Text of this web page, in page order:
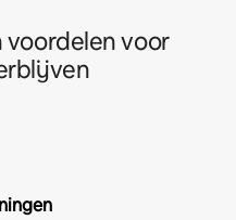
voordelen voor